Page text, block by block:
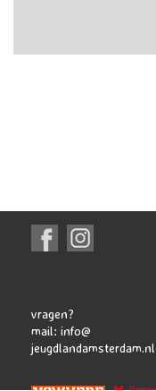
vragen?
mail: info@
jeugdlandamsterdam.nl